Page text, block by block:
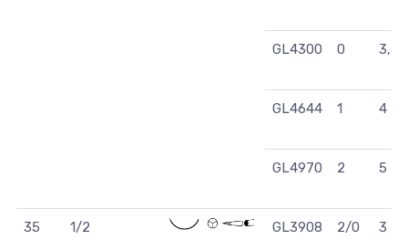
GL4300 0 3,5
GL4644 1 4
GL4970 2 5
35
1/2
GL3908 2/0 3